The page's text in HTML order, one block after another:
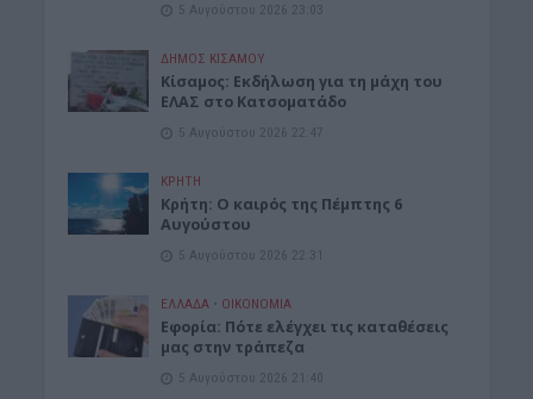
5 Αυγούστου 2026 23:03
ΔΉΜΟΣ ΚΙΣΆΜΟΥ
Κίσαμος: Εκδήλωση για τη μάχη του
ΕΛΑΣ στο Κατσοματάδο
5 Αυγούστου 2026 22:47
ΚΡΗΤΗ
Κρήτη: Ο καιρός της Πέμπτης 6
Αυγούστου
5 Αυγούστου 2026 22:31
ΕΛΛΑΔΑ • ΟΙΚΟΝΟΜΙΑ
Εφορία: Πότε ελέγχει τις καταθέσεις
μας στην τράπεζα
5 Αυγούστου 2026 21:40